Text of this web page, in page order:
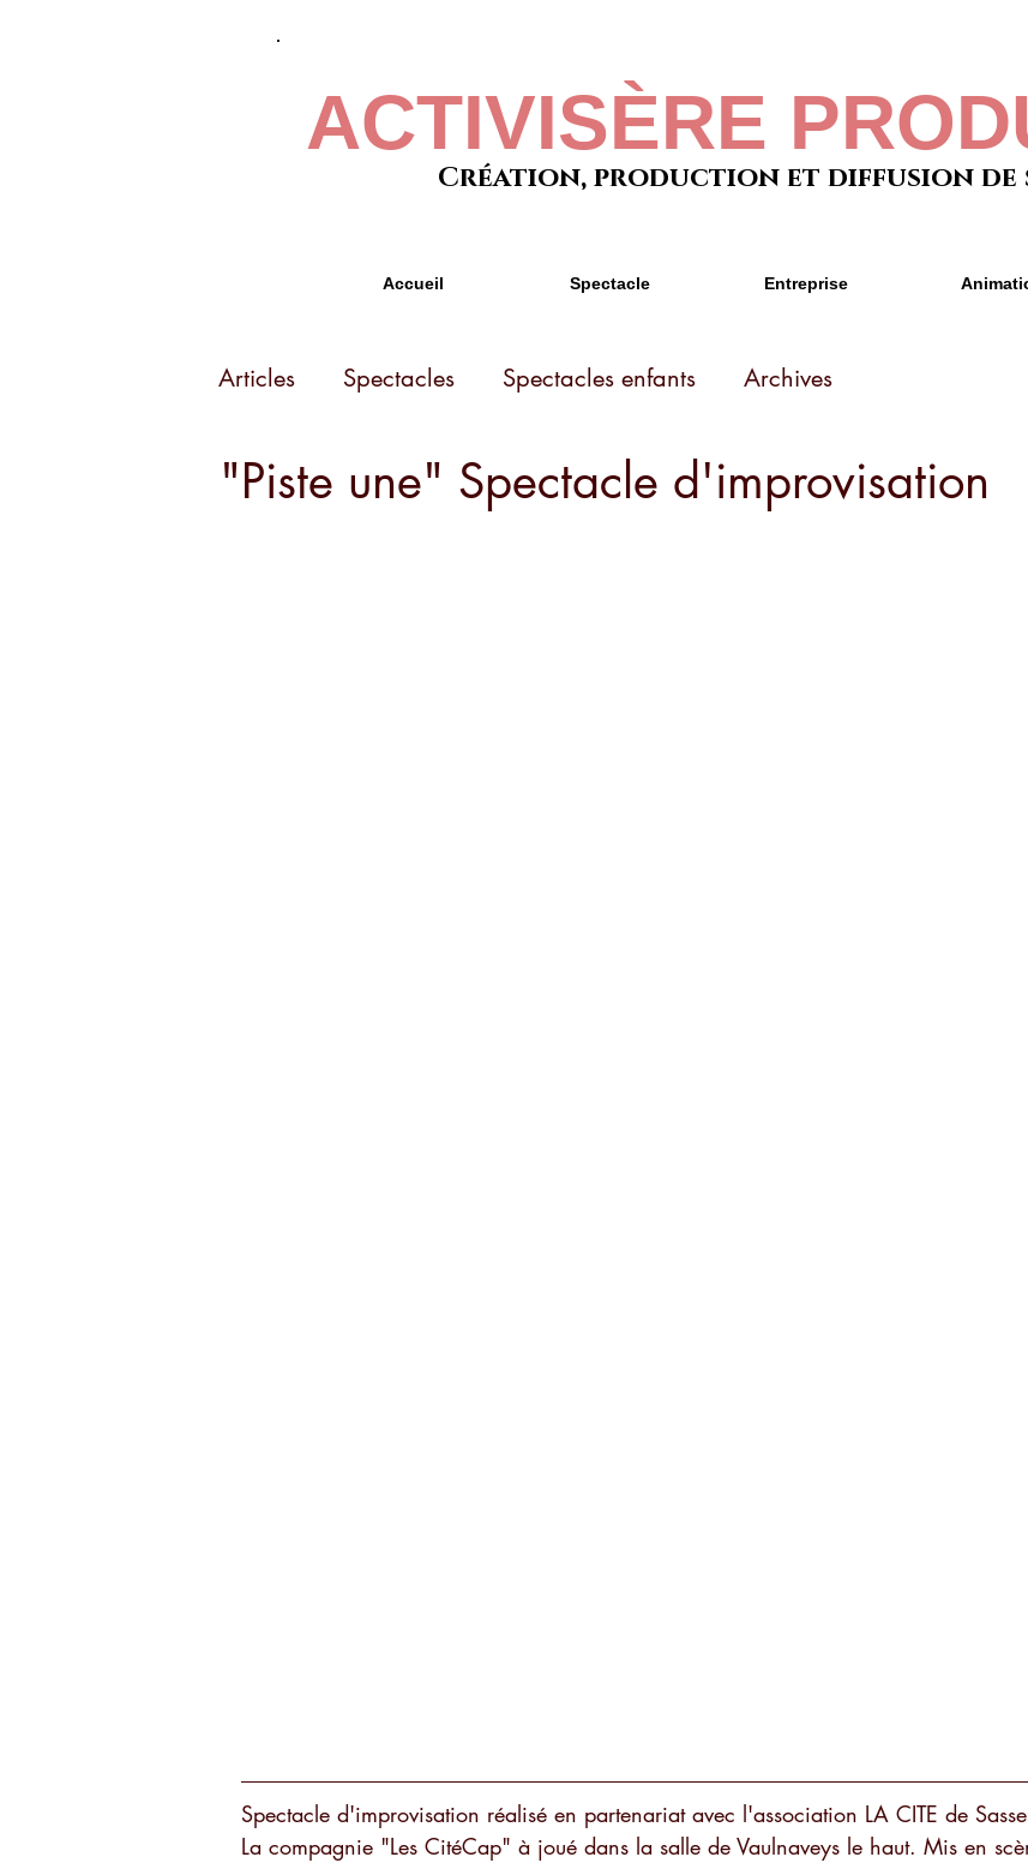
ACTIVISÈRE
Création, production et diffusion de
Accueil Spectacle Entreprise
Articles Spectacles Spectacles enfants Archives
"Piste une" Spectacle d'improvisation
Spectacle d'improvisation réalisé en partenariat avec l'association LA CITE de
La compagnie "Les CitéCap" à joué dans la salle de Vaulnaveys le haut. Mis en